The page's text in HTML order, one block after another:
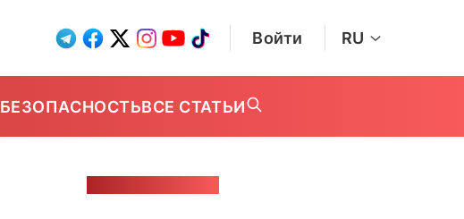
Войти RU
БЕЗОПАСНОСТЬВСЕ СТАТЬИ